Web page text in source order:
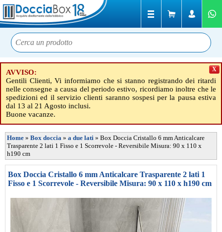
AVVISO:
Gentili Clienti, Vi informiamo che si stanno registrando dei ritardi
nelle consegne a causa del periodo estivo, ricordiamo inoltre che le
spedizioni ed il servizio clienti saranno sospesi per la pausa estiva
dal 13 al 21 Agosto inclusi.
Buone vacanze.
X
Home » Box doccia » a due lati » Box Doccia Cristallo 6 mm Anticalcare
Trasparente 2 lati 1 Fisso e 1 Scorrevole - Reversibile Misura: 90 x 110 x
h190 cm
Box Doccia Cristallo 6 mm Anticalcare Trasparente 2 lati 1
Fisso e 1 Scorrevole - Reversibile Misura: 90 x 110 x h190 cm